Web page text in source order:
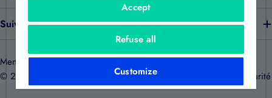
Suivez-nous
© 2026 e-catalogue France Sécurité.Développé par France Sécurité
Mentions légalesPolitique de confidentialitéPolitique de cookies
Accept
Refuse all
Customize